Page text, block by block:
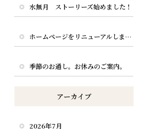
水無月 ストーリーズ始めました！
ホームページをリニューアルしました。
季節のお通し。お休みのご案内。
アーカイブ
2026年7月